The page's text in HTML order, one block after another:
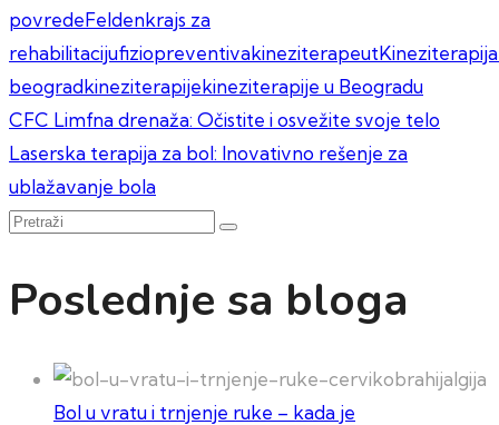
povredeFeldenkrajs za
rehabilitacijufiziopreventivakineziterapeutKineziterapija
beogradkineziterapijekineziterapije u Beogradu
Kretanje
članka
CFC Limfna drenaža: Očistite i osvežite svoje telo
Laserska terapija za bol: Inovativno rešenje za
ublažavanje bola
Pretraži
Poslednje sa bloga
Bol u vratu i trnjenje ruke – kada je